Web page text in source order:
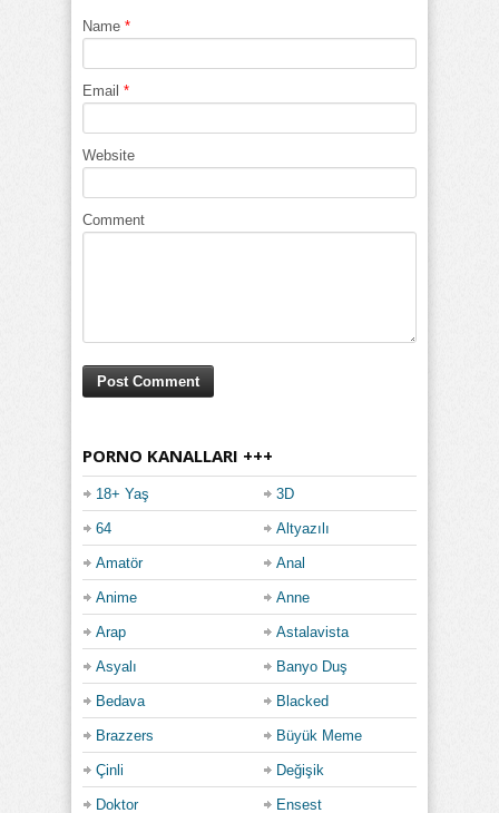
Name *
Email *
Website
Comment
PORNO KANALLARI +++
18+ Yaş 3D
64 Altyazılı
Amatör Anal
Anime Anne
Arap Astalavista
Asyalı Banyo Duş
Bedava Blacked
Brazzers Büyük Meme
Çinli Değişik
Doktor Ensest